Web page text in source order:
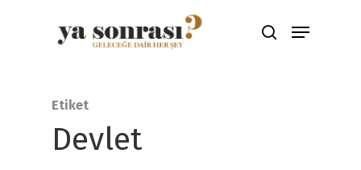
tuşuna basınız
Etiket
Devlet